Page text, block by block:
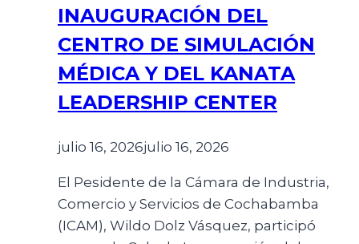
INAUGURACIÓN DEL
CENTRO DE SIMULACIÓN
MÉDICA Y DEL KANATA
LEADERSHIP CENTER
julio 16, 2026julio 16, 2026
El Pesidente de la Cámara de Industria,
Comercio y Servicios de Cochabamba
(ICAM), Wildo Dolz Vásquez, participó